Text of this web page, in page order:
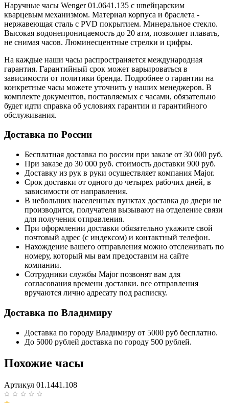
Наручные часы Wenger 01.0641.135 с швейцарским
кварцевым механизмом. Материал корпуса и браслета -
нержавеющая сталь c PVD покрытием. Минеральное стекло.
Высокая водонепроницаемость до 20 атм, позволяет плавать,
не снимая часов. Люминесцентные стрелки и цифры.
На каждые наши часы распространяется международная
гарантия. Гарантийный срок может варьироваться в
зависимости от политики бренда. Подробнее о гарантии на
конкретные часы можете уточнить у наших менеджеров. В
комплекте документов, поставляемых с часами, обязательно
будет идти справка об условиях гарантии и гарантийного
обслуживания.
Доставка по России
Бесплатная доставка по россии при заказе от 30 000 руб.
При заказе до 30 000 руб. стоимость доставки 900 руб.
Доставку из рук в руки осуществляет компания Major.
Срок доставки от одного до четырех рабочих дней, в
зависимости от направления.
В небольших населенных пунктах доставка до двери не
производится, получателя вызывают на отделение связи
для получения отправления.
При оформлении доставки обязательно укажите свой
почтовый адрес (с индексом) и контактный телефон.
Нахождение вашего отправления можно отслеживать по
номеру, который мы вам предоставим на сайте
компании.
Сотрудники службы Major позвонят вам для
согласования времени доставки. все отправления
вручаются лично адресату под расписку.
Доставка по Владимиру
Доставка по городу Владимиру от 5000 руб бесплатно.
До 5000 рублей доставка по городу 500 рублей.
Похожие часы
Артикул 01.1441.108